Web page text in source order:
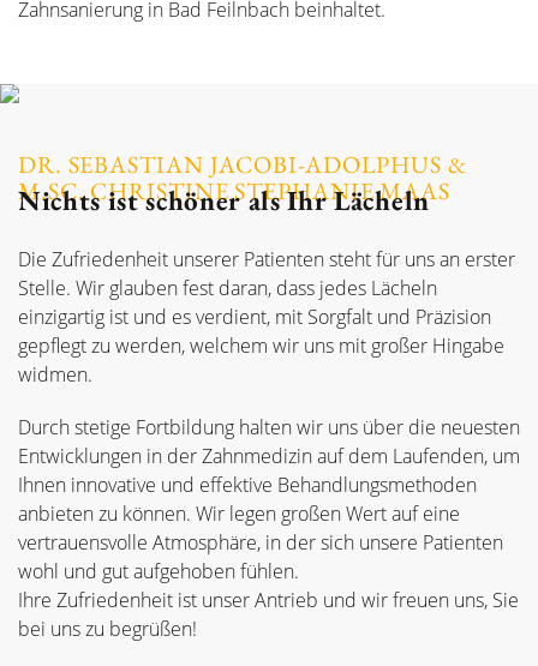
Zahnsanierung in Bad Feilnbach beinhaltet.
DR. SEBASTIAN JACOBI-ADOLPHUS &
M.SC. CHRISTINE STEPHANIE MAAS
Nichts ist schöner als Ihr Lächeln
Die Zufriedenheit unserer Patienten steht für uns an erster
Stelle. Wir glauben fest daran, dass jedes Lächeln
einzigartig ist und es verdient, mit Sorgfalt und Präzision
gepflegt zu werden, welchem wir uns mit großer Hingabe
widmen.
Durch stetige Fortbildung halten wir uns über die neuesten
Entwicklungen in der Zahnmedizin auf dem Laufenden, um
Ihnen innovative und effektive Behandlungsmethoden
anbieten zu können. Wir legen großen Wert auf eine
vertrauensvolle Atmosphäre, in der sich unsere Patienten
wohl und gut aufgehoben fühlen.
Ihre Zufriedenheit ist unser Antrieb und wir freuen uns, Sie
bei uns zu begrüßen!